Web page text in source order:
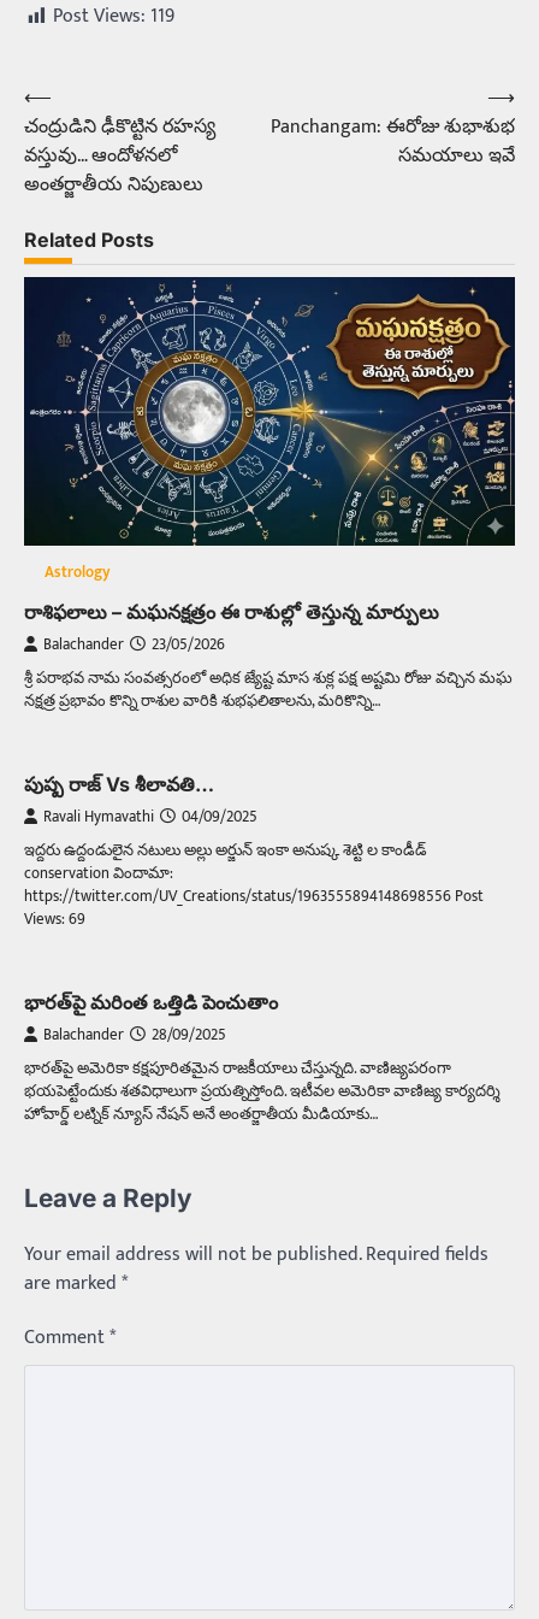
Post Views: 119
Post
navigation
⟵
చంద్రుడిని ఢీకొట్టిన రహస్య
వస్తువు… ఆందోళనలో
అంతర్జాతీయ నిపుణులు
Panchangam: ఈరోజు శుభాశుభ
సమయాలు ఇవే
⟶
Related Posts
Astrology
రాశిఫలాలు – మఘనక్షత్రం ఈ రాశుల్లో తెస్తున్న మార్పులు
Balachander 23/05/2026
శ్రీ పరాభవ నామ సంవత్సరంలో అధిక జ్యేష్ట మాస శుక్ల పక్ష అష్టమి రోజు వచ్చిన మఘ
నక్షత్ర ప్రభావం కొన్ని రాశుల వారికి శుభఫలితాలను, మరికొన్ని…
పుష్ప రాజ్ Vs శీలావతి…
Ravali Hymavathi 04/09/2025
ఇద్దరు ఉద్దండులైన నటులు అల్లు అర్జున్ ఇంకా అనుష్క శెట్టి ల కాండీడ్
conservation విందామా:
https://twitter.com/UV_Creations/status/1963555894148698556 Post
Views: 69
భారత్‌పై మరింత ఒత్తిడి పెంచుతాం
Balachander 28/09/2025
భారత్‌పై అమెరికా కక్షపూరితమైన రాజకీయాలు చేస్తున్నది. వాణిజ్యపరంగా
భయపెట్టేందుకు శతవిధాలుగా ప్రయత్నిస్తోంది. ఇటీవల అమెరికా వాణిజ్య కార్యదర్శి
హోవార్డ్‌ లట్నిక్‌ న్యూస్‌ నేషన్‌ అనే అంతర్జాతీయ మీడియాకు…
Leave a Reply
Your email address will not be published.Required fields
are marked*
Comment*